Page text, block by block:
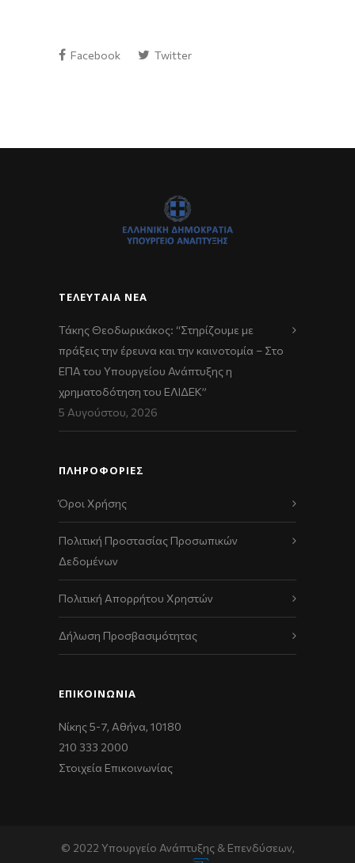
Facebook Twitter
ΤΕΛΕΥΤΑΊΑ ΝΈΑ
Τάκης Θεοδωρικάκος: “Στηρίζουμε με
πράξεις την έρευνα και την καινοτομία – Στο
ΕΠΑ του Υπουργείου Ανάπτυξης η
χρηματοδότηση του ΕΛΙΔΕΚ”
5 Αυγούστου, 2026
ΠΛΗΡΟΦΟΡΙΕΣ
Όροι Χρήσης
Πολιτική Προστασίας Προσωπικών
Δεδομένων
Πολιτική Απορρήτου Χρηστών
Δήλωση Προσβασιμότητας
ΕΠΙΚΟΙΝΩΝΊΑ
Νίκης 5-7, Αθήνα, 10180
210 333 2000
Στοιχεία Επικοινωνίας
© 2022 Υπουργείο Ανάπτυξης & Επενδύσεων,